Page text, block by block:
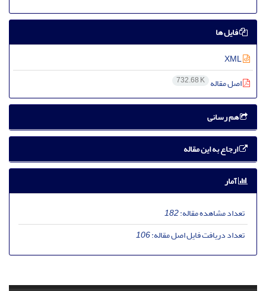
فایل ها
اصل مقاله 732.68 K
هم رسانی
ارجاع به این مقاله
آمار
تعداد مشاهده مقاله:182
تعداد دریافت فایل اصل مقاله:106